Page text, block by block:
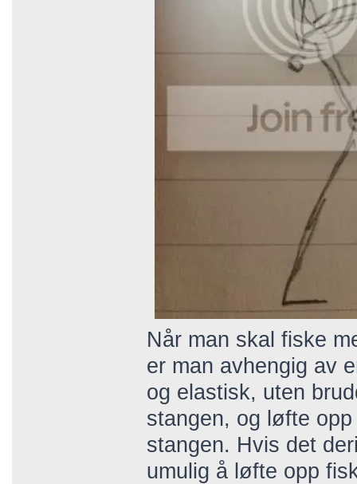
Når man skal fiske
er man avhengig av
og elastisk, uten
stangen, og løfte
stangen. Hvis det
umulig å løfte opp